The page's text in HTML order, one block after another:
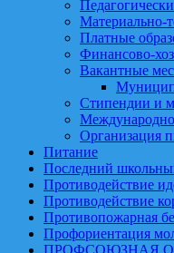
Материально-
Платные
Финансово-
Вакантные
Стипендии и
Организация
Питание
Последний
Противодействие
Противодействие
Противопожарная
Профориентация
ПРОФСОЮЗНАЯ